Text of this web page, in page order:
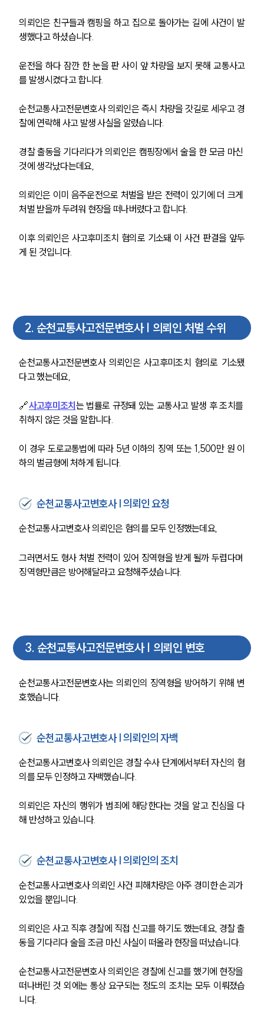
의뢰인은 친구들과 캠핑을 하고 집으로 돌아가는 길에 사건이 발
생했다고 하셨습니다.
운전을 하다 잠깐 한 눈을 판 사이 앞 차량을 보지 못해 교통사고
를 발생시켰다고 합니다.
순천교통사고전문변호사 의뢰인은 즉시 차량을 갓길로 세우고 경
찰에 연락해 사고 발생 사실을 알렸습니다.
경찰 출동을 기다리다가 의뢰인은 캠핑장에서 술을 한 모금 마신
것에 생각났다는데요,
의뢰인은 이미 음주운전으로 처벌을 받은 전력이 있기에 더 크게
처벌 받을까 두려워 현장을 떠나버렸다고 합니다.
이후 의뢰인은 사고후미조치 혐의로 기소돼 이 사건 판결을 앞두
게 된 것입니다.
2. 순천교통사고전문변호사 | 의뢰인 처벌 수위
순천교통사고전문변호사 의뢰인은 사고후미조치 혐의로 기소됐
다고 했는데요,
🔗사고후미조치 는 법률로 규정돼 있는 교통사고 발생 후 조치를
취하지 않은 것을 말합니다.
이 경우 도로교통법에 따라 5년 이하의 징역 또는 1,500만 원 이
하의 벌금형에 처하게 됩니다.
순천교통사고변호사 | 의뢰인 요청
순천교통사고변호사 의뢰인은 혐의를 모두 인정했는데요,
그러면서도 형사 처벌 전력이 있어 징역형을 받게 될까 두렵다며
징역형만큼은 방어해달라고 요청해주셨습니다.
3. 순천교통사고전문변호사 | 의뢰인 변호
순천교통사고전문변호사는 의뢰인의 징역형을 방어하기 위해 변
호했습니다.
순천교통사고변호사 | 의뢰인의 자백
순천교통사고변호사 의뢰인은 경찰 수사 단계에서부터 자신의 혐
의를 모두 인정하고 자백했습니다.
의뢰인은 자신의 행위가 범죄에 해당한다는 것을 알고 진심을 다
해 반성하고 있습니다.
순천교통사고변호사 | 의뢰인의 조치
순천교통사고변호사 의뢰인 사건 피해차량은 아주 경미한 손괴가
있었을 뿐입니다.
의뢰인은 사고 직후 경찰에 직접 신고를 하기도 했는데요, 경찰 출
동을 기다리다 술을 조금 마신 사실이 떠올라 현장을 떠났습니다.
순천교통사고전문변호사 의뢰인은 경찰에 신고를 했기에 현장을
떠나버린 것 외에는 통상 요구되는 정도의 조치는 모두 이뤄졌습
니다.